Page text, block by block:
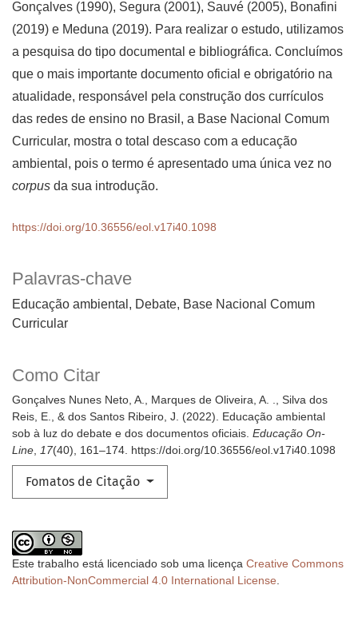
Palavras-chave
Educação ambiental, Debate, Base Nacional Comum
Curricular
Como Citar
Gonçalves Nunes Neto, A., Marques de Oliveira, A. ., Silva dos
Reis, E., & dos Santos Ribeiro, J. (2022). Educação ambiental
sob à luz do debate e dos documentos oficiais. Educação On-
Line, 17(40), 161–174. https://doi.org/10.36556/eol.v17i40.1098
Fomatos de Citação
Gonçalves (1990), Segura (2001), Sauvé (2005), Bonafini
(2019) e Meduna (2019). Para realizar o estudo, utilizamos
a pesquisa do tipo documental e bibliográfica. Concluímos
que o mais importante documento oficial e obrigatório na
atualidade, responsável pela construção dos currículos
das redes de ensino no Brasil, a Base Nacional Comum
Curricular, mostra o total descaso com a educação
ambiental, pois o termo é apresentado uma única vez no
corpus da sua introdução.
https://doi.org/10.36556/eol.v17i40.1098
Este trabalho está licenciado sob uma licença Creative Commons
Attribution-NonCommercial 4.0 International License.